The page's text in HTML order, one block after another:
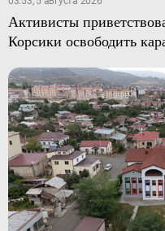
Активисты
Корсики освободить